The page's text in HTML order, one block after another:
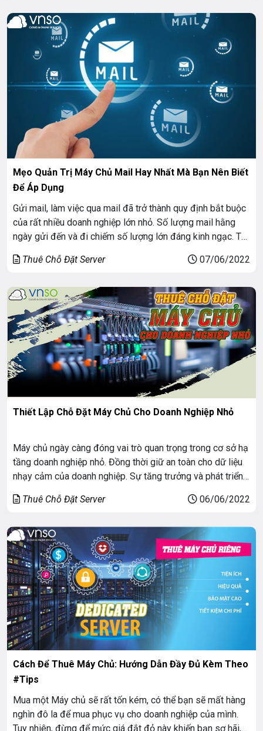
Mẹo Quản Trị Máy Chủ Mail Hay Nhất Mà Bạn Nên Biết
Để Áp Dụng
Gửi mail, làm việc qua mail đã trở thành quy định bắt buộc
của rất nhiều doanh nghiệp lớn nhỏ. Số lượng mail hằng
ngày gửi đến và đi chiếm số lượng lớn đáng kinh ngạc. Tuy
spam hoặc chứa nhiều virus. Ngoài ra, luôn […]
Thuê Chỗ Đặt Server 07/06/2022
Thiết Lập Chỗ Đặt Máy Chủ Cho Doanh Nghiệp Nhỏ
Máy chủ ngày càng đóng vai trò quan trọng trong cơ sở hạ
tầng doanh nghiệp nhỏ. Đồng thời giữ an toàn cho dữ liệu
nhạy cảm của doanh nghiệp. Sự tăng trưởng và phát triển
này. Thị trường máy chủ […]
Thuê Chỗ Đặt Server 06/06/2022
Cách Để Thuê Máy Chủ: Hướng Dẫn Đầy Đủ Kèm Theo
#Tips
Mua một Máy chủ sẽ rất tốn kém, có thể bạn sẽ mất hàng
nghìn đô la để mua phục vụ cho doanh nghiệp của mình.
Tuy nhiên, đừng để mức giá đắt đỏ này khiến bạn sợ hãi,